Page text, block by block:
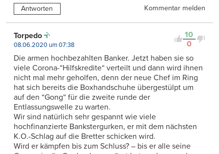
Antworten Kommentar melden
10
0
Torpedo
08.06.2020 um 07:38
Die armen hochbezahlten Banker. Jetzt haben sie so
viele Corona-“Hilfskredite“ verteilt und dann wird ihnen
nicht mal mehr geholfen, denn der neue Chef im Ring
hat sich bereits die Boxhandschuhe übergestülpt um
auf den “Gong“ für die zweite runde der
Entlassungswelle zu warten.
Wir sind natürlich sehr gespannt wie viele
hochfinanzierte Bankstergurken, er mit dem nächsten
K.O.-Schlag auf die Bretter schicken wird.
Wird er kämpfen bis zum Schluss? – bis er alle seine